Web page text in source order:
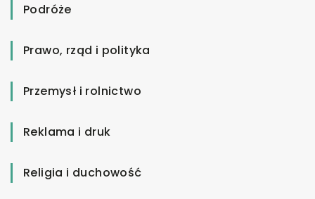
Podróże
Prawo, rząd i polityka
Przemysł i rolnictwo
Reklama i druk
Religia i duchowość